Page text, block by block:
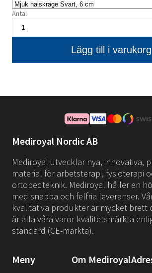
Antal
Mediroyal Nordic AB
Mediroyal utvecklar nya, innovativa,
material för arbetsterapi, fysioterapi
ortopedteknik. Mediroyal håller en
med snabba och felfria leveranser.
kvalitativa produkter är mycket brett
är alla våra varor kvalitetsmärkta
standard (CE-märkta).
Meny Om Mediroyal